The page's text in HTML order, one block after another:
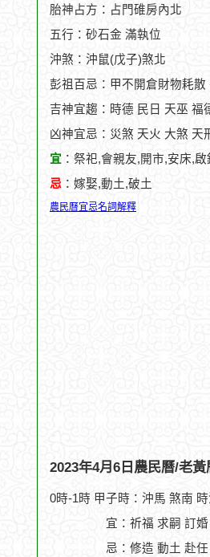
胎神占方：占門碓房內北
五行：砂石金 滿執位
沖煞：沖鼠(戊子)煞北
彭祖百忌：甲不開倉財物耗
吉神宜趨：時德 民日 天巫 福
凶神宜忌：災煞 天火 大煞 天
宜 ：祭祀,會親友,開市,安床,
忌 ：嫁娶,動土,破土
農民曆宜忌名詞解釋
2023年4月6日農民曆/老
0時-1時 甲子時：沖馬 煞南
宜：祈福 求嗣 訂
忌：修造 動土 赴任